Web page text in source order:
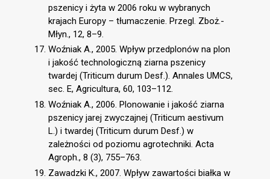
pszenicy i żyta w 2006 roku w wybranych
krajach Europy – tłumaczenie. Przegl. Zboż.-
Młyn., 12, 8–9.
Woźniak A., 2005. Wpływ przedplonów na plon
i jakość technologiczną ziarna pszenicy
twardej (Triticum durum Desf.). Annales UMCS,
sec. E, Agricultura, 60, 103–112.
Woźniak A., 2006. Plonowanie i jakość ziarna
pszenicy jarej zwyczajnej (Triticum aestivum
L.) i twardej (Triticum durum Desf.) w
zależności od poziomu agrotechniki. Acta
Agroph., 8 (3), 755–763.
Zawadzki K., 2007. Wpływ zawartości białka w